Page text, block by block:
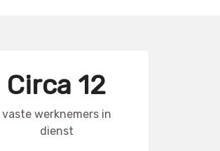
Circa 12
vaste werknemers in
dienst